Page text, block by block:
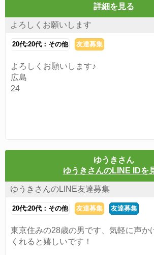
詳細を見る
よろしくお願いします
20代:20代：その他 友達募集
よろしくお願いします♪
広島
24
ゆうきさん
ゆうきさんのLINE IDを
ゆうきさんのLINE友達募集
20代:20代：その他 友達募集 友達募集
東京住みの28歳の男です、気軽に声か
くれると嬉しいです！